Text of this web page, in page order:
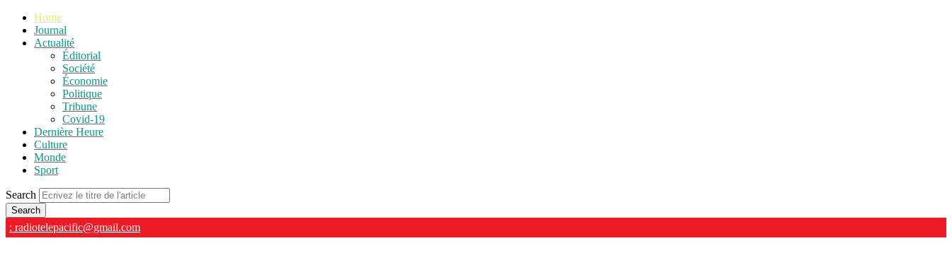
Home
Journal
Actualité
Éditorial
Société
Économie
Politique
Tribune
Covid-19
Dernière Heure
Culture
Monde
Sport
Search
: radiotelepacific@gmail.com